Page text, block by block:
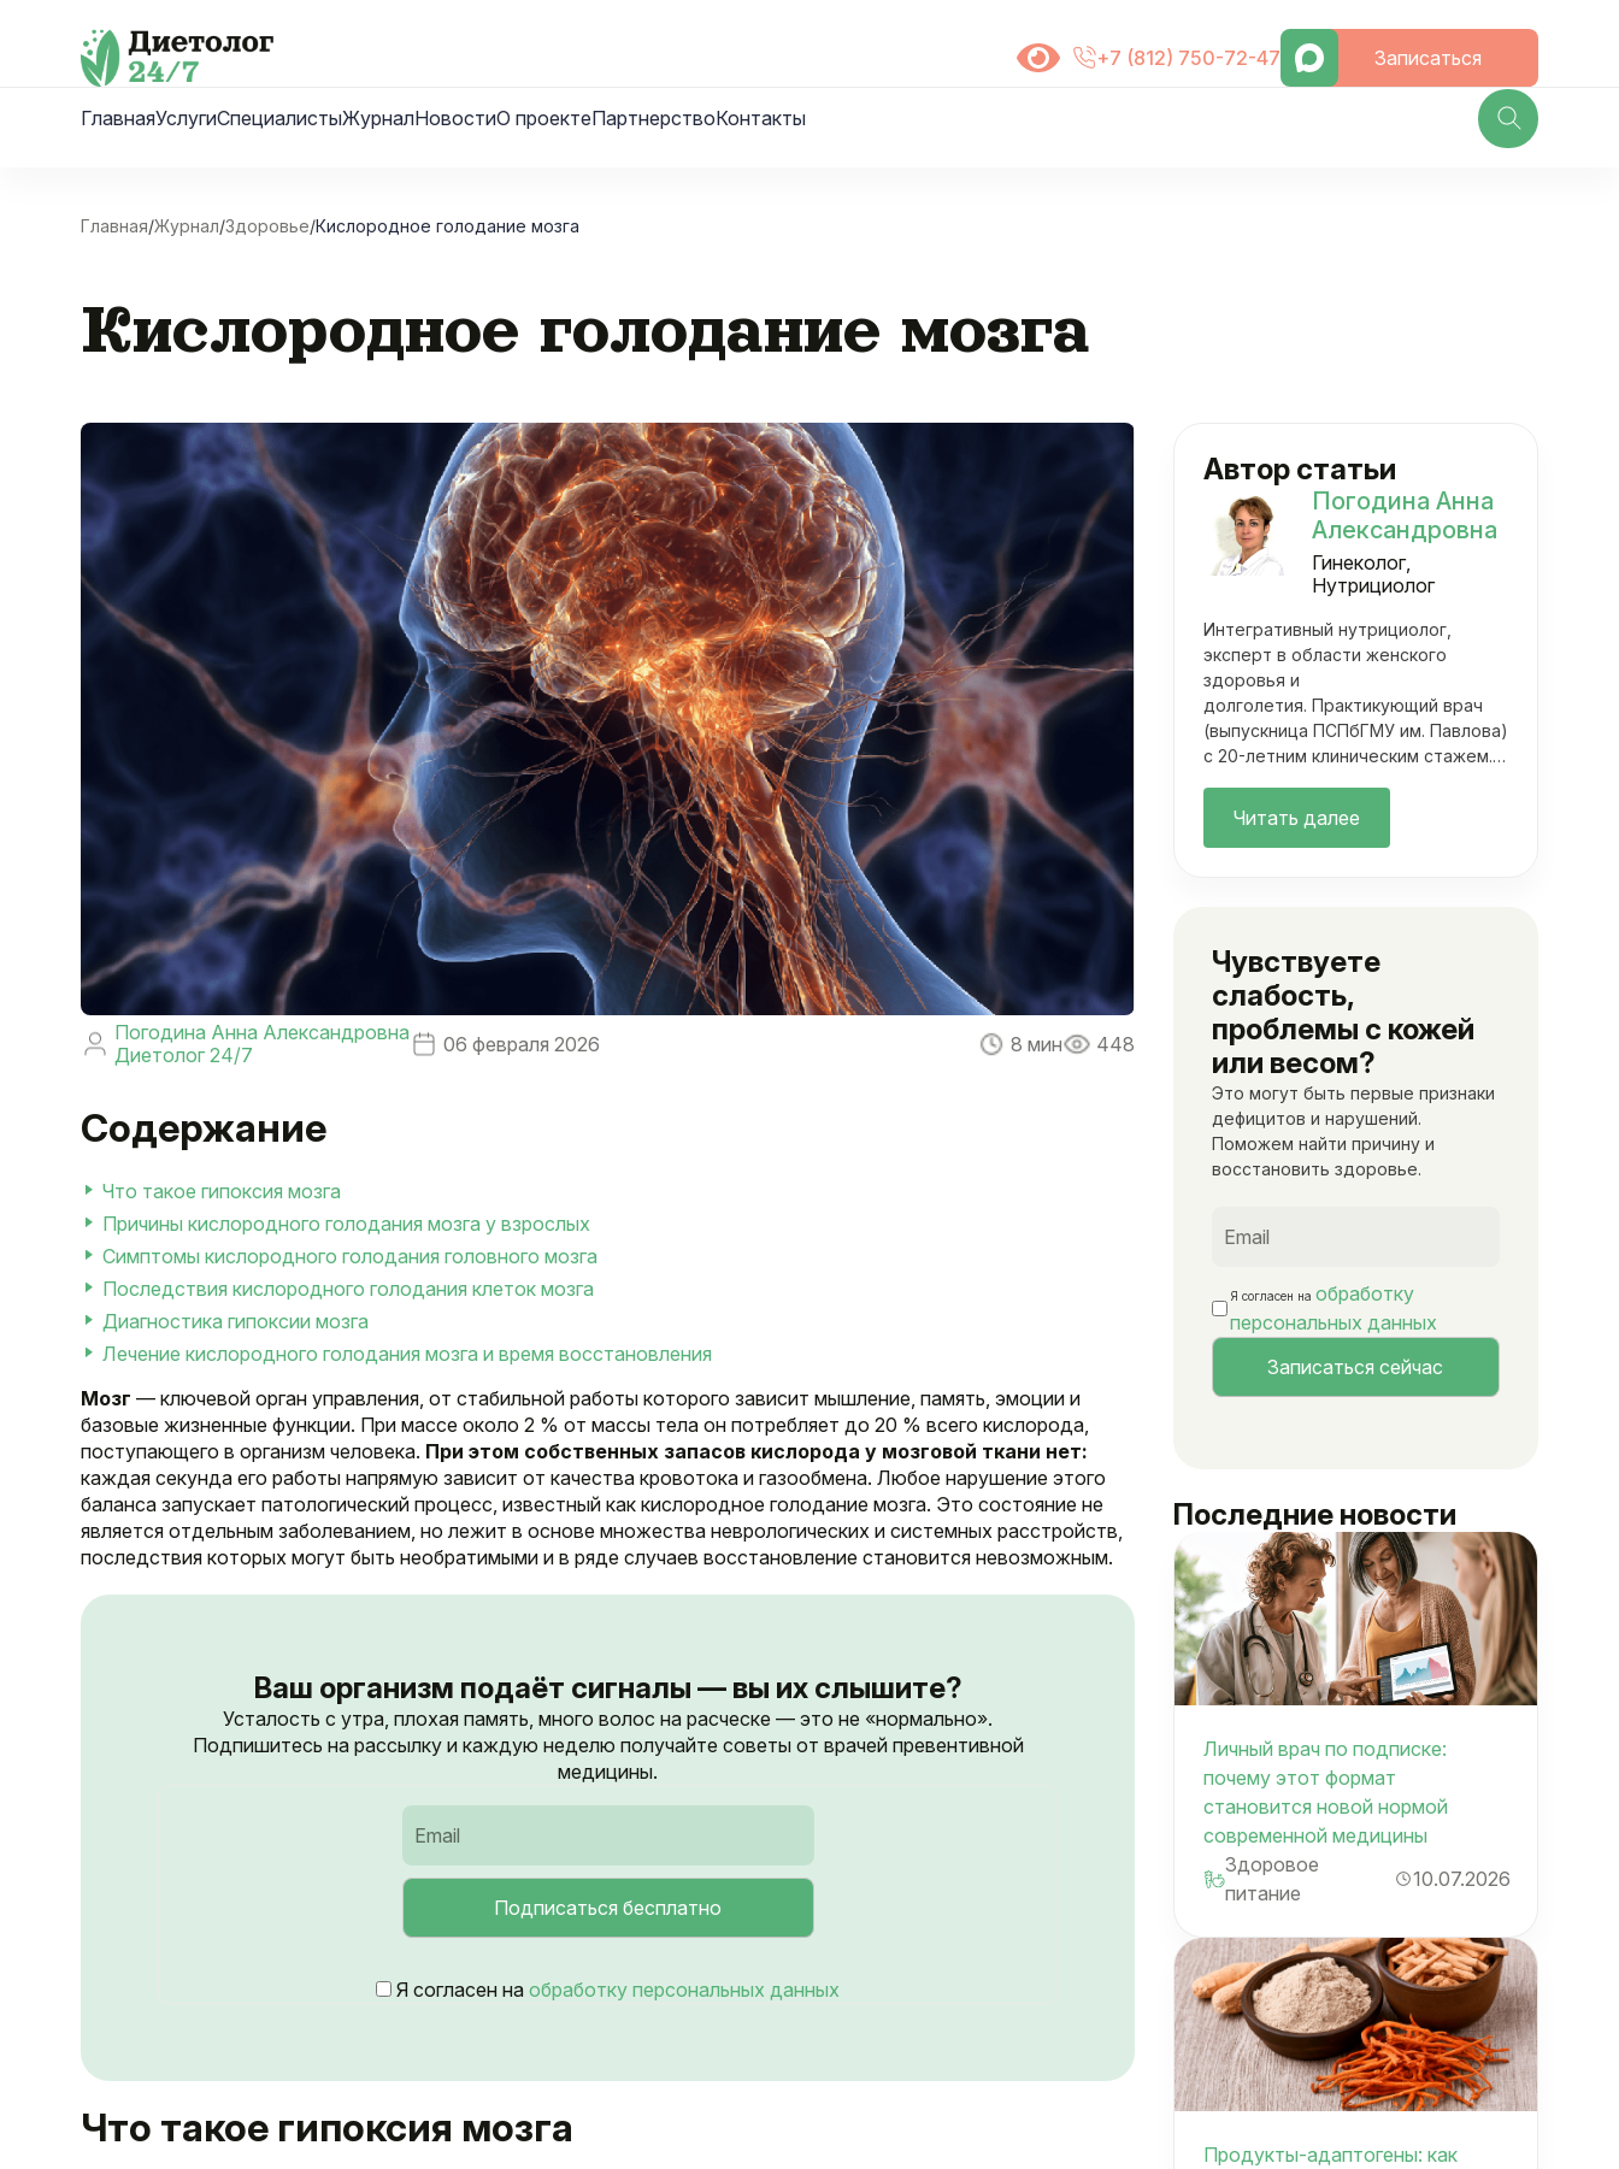
+7 (812) 750-72-47 Записаться
ГлавнаяУслугиСпециалистыЖурналНовостиО проектеПартнерствоКонтакты
Главная/Журнал/Здоровье/Кислородное голодание мозга
Кислородное голодание мозга
Погодина Анна Александровна
Диетолог 24/7
06 февраля 2026 8 мин 448
Содержание
Что такое гипоксия мозга
Причины кислородного голодания мозга у взрослых
Симптомы кислородного голодания головного мозга
Последствия кислородного голодания клеток мозга
Диагностика гипоксии мозга
Лечение кислородного голодания мозга и время восстановления
Мозг — ключевой орган управления, от стабильной работы которого зависит мышление, память, эмоции и
базовые жизненные функции. При массе около 2 % от массы тела он потребляет до 20 % всего кислорода,
поступающего в организм человека. При этом собственных запасов кислорода у мозговой ткани нет:
каждая секунда его работы напрямую зависит от качества кровотока и газообмена. Любое нарушение этого
баланса запускает патологический процесс, известный как кислородное голодание мозга. Это состояние не
является отдельным заболеванием, но лежит в основе множества неврологических и системных расстройств,
последствия которых могут быть необратимыми и в ряде случаев восстановление становится невозможным.
Ваш организм подаёт сигналы — вы их слышите?
Усталость с утра, плохая память, много волос на расческе — это не «нормально».
Подпишитесь на рассылку и каждую неделю получайте советы от врачей превентивной
медицины.
Я согласен на обработку персональных данных
Что такое гипоксия мозга
Автор статьи
Погодина Анна
Александровна
Гинеколог,
Нутрициолог
Интегративный нутрициолог,
эксперт в области женского
здоровья и
долголетия. Практикующий врач
(выпускница ПСПбГМУ им. Павлова)
с 20-летним клиническим стажем.
медицину с современными
методами нутрициологии. Ее
Читать далее
Чувствуете
слабость,
проблемы с кожей
или весом?
Это могут быть первые признаки
дефицитов и нарушений.
Поможем найти причину и
восстановить здоровье.
Я согласен на обработку
персональных данных
Последние новости
Личный врач по подписке:
почему этот формат
становится новой нормой
современной медицины
Здоровое
питание
10.07.2026
Продукты-адаптогены: как